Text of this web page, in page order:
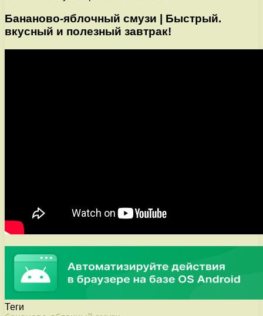
Бананово-яблочный смузи | Быстрый.
вкусный и полезный завтрак!
Теги